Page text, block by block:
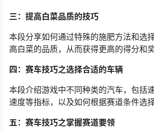
三：提高白菜品质的技巧
本段分享如何通过特殊的施肥方法和选
高白菜的品质，从而获得更高的得分和奖
四：赛车技巧之选择合适的车辆
本段介绍游戏中不同种类的汽车，包括
速度等指标，以及如何根据赛道条件选
五：赛车技巧之掌握赛道要领